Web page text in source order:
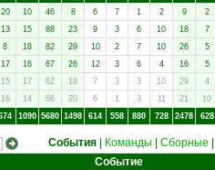
20 10 46 8 6 7 1 2 9 2
13 15 88 23 9 3 6 10 18 7
8 18 82 29 10 2 7 10 26 5
17 16 67 26 12 3 6 4 16 5
15 17 62 18 7 3 3 10 29 4
16 14 66 20 6 1 3 11 21 10
1090 5680 1498 614 558 880 728 2478 628
События Команды Сборные
Событие